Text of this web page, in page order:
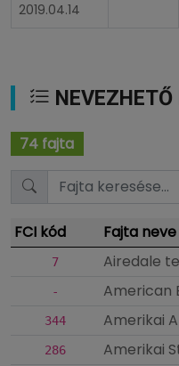
2019.04.14
74 fajta
FCI kód Fajta neve
7 Airedale
- American
344 Amerikai
286 Amerikai